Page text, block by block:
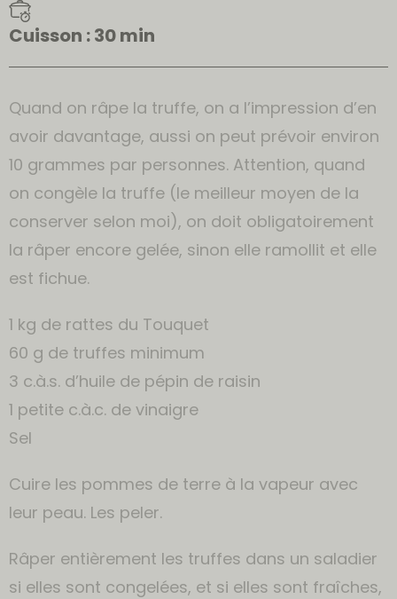
Cuisson : 30 min
Quand on râpe la truffe, on a l’impression d’en
avoir davantage, aussi on peut prévoir environ
10 grammes par personnes. Attention, quand
on congèle la truffe (le meilleur moyen de la
conserver selon moi), on doit obligatoirement
la râper encore gelée, sinon elle ramollit et elle
est fichue.
1 kg de rattes du Touquet
60 g de truffes minimum
3 c.à.s. d’huile de pépin de raisin
1 petite c.à.c. de vinaigre
Sel
Cuire les pommes de terre à la vapeur avec
leur peau. Les peler.
Râper entièrement les truffes dans un saladier
si elles sont congelées, et si elles sont fraîches,